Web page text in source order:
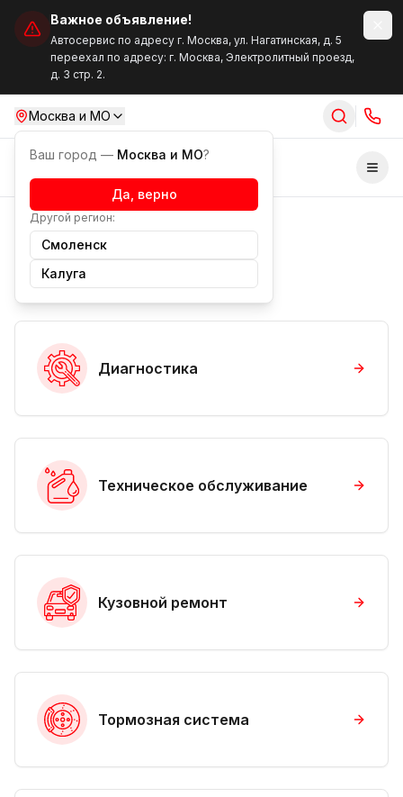
Важное объявление!
Автосервис по адресу г. Москва, ул. Нагатинская, д. 5
переехал по адресу: г. Москва, Электролитный проезд,
д. 3 стр. 2.
Москва и МО
Ваш город — Москва и МО?
Да, верно
Другой регион:
Смоленск
Калуга
Услуги
Наши услуги
Диагностика
Техническое обслуживание
Кузовной ремонт
Тормозная система